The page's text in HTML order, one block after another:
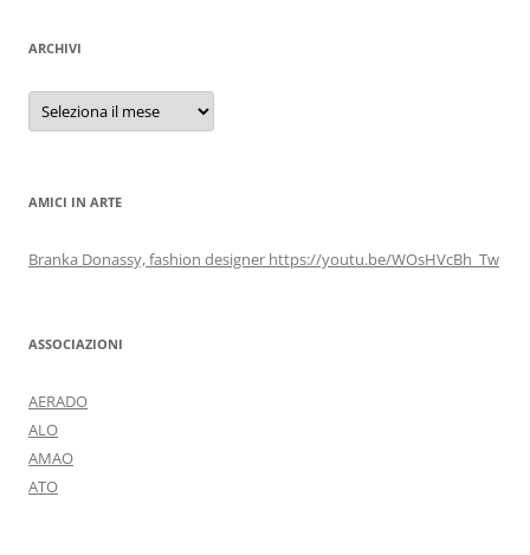
ARCHIVI
Archivi
AMICI IN ARTE
Branka Donassy, fashion designer https://youtu.be/WOsHVcBh_Tw
ASSOCIAZIONI
AERADO
ALO
AMAO
ATO